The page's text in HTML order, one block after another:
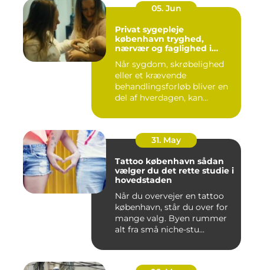
05. Jun
Privat sygepleje
københavn tryghed,
nærvær og faglighed i
Når sygdom, skrøbelighed
eller et krævende
behandlingsforløb bliver en
del af hverdagen, kan
31. May
Tattoo københavn sådan
vælger du det rette studie i
hovedstaden
Når du overvejer en tattoo
københavn, står du over for
mange valg. Byen rummer
alt fra små niche-stu...